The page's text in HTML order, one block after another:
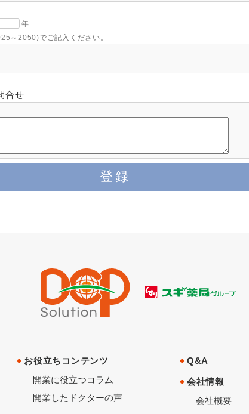
年
～2050)でご記入ください。
合せ
お役立ちコンテンツ
開業に役立つコラム
開業したドクターの声
Q&A
会社情報
会社概要